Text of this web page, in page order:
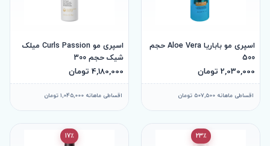
اسپری مو باباریا Aloe Vera حجم
500
2,030,000 تومان
اقساطی ماهانه 507,500 تومان
اسپری مو Curls Passion میلک
شیک حجم 300
4,180,000 تومان
اقساطی ماهانه 1,045,000 تومان
23٪ 17٪